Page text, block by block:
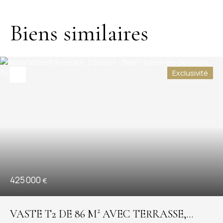
Biens similaires
425 000 €
Exclusivité
VASTE T2 DE 86 M² AVEC TERRASSE,